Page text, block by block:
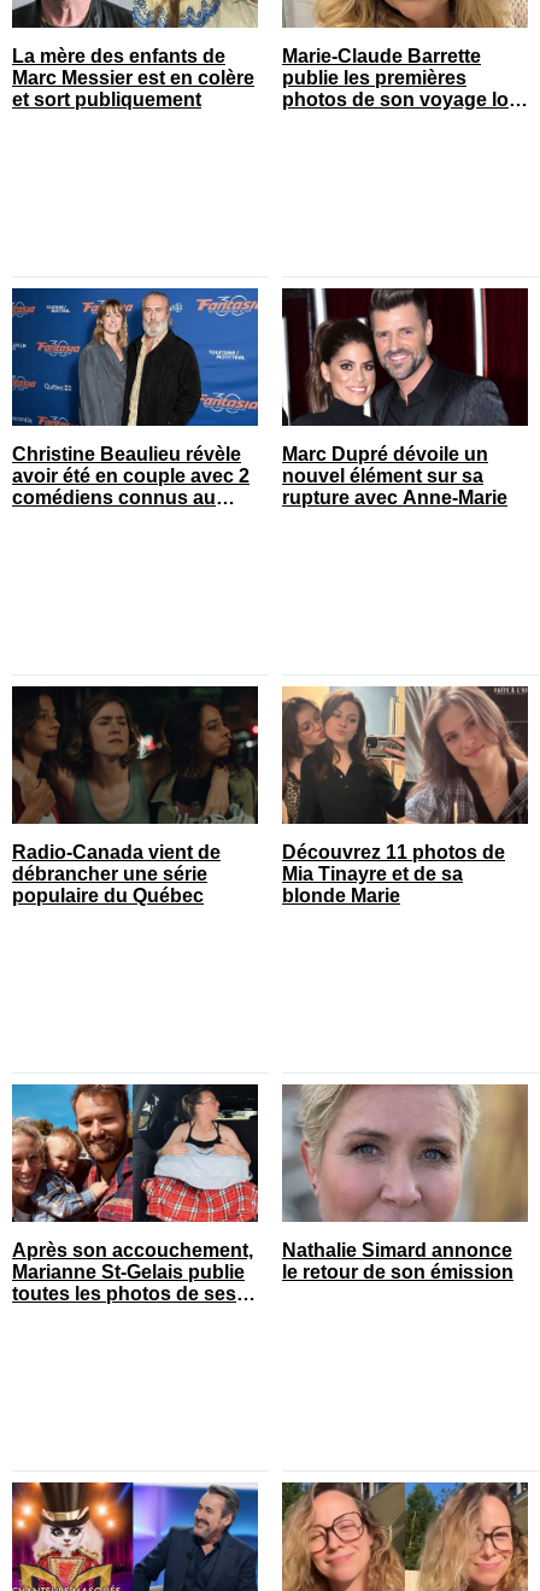
La mère des enfants de
Marc Messier est en colère
et sort publiquement
Marie-Claude Barrette
publie les premières
photos de son voyage loin
Christine Beaulieu révèle
avoir été en couple avec 2
comédiens connus au
Marc Dupré dévoile un
nouvel élément sur sa
rupture avec Anne-Marie
Radio-Canada vient de
débrancher une série
populaire du Québec
Découvrez 11 photos de
Mia Tinayre et de sa
blonde Marie
Après son accouchement,
Marianne St-Gelais publie
toutes les photos de ses
Nathalie Simard annonce
le retour de son émission